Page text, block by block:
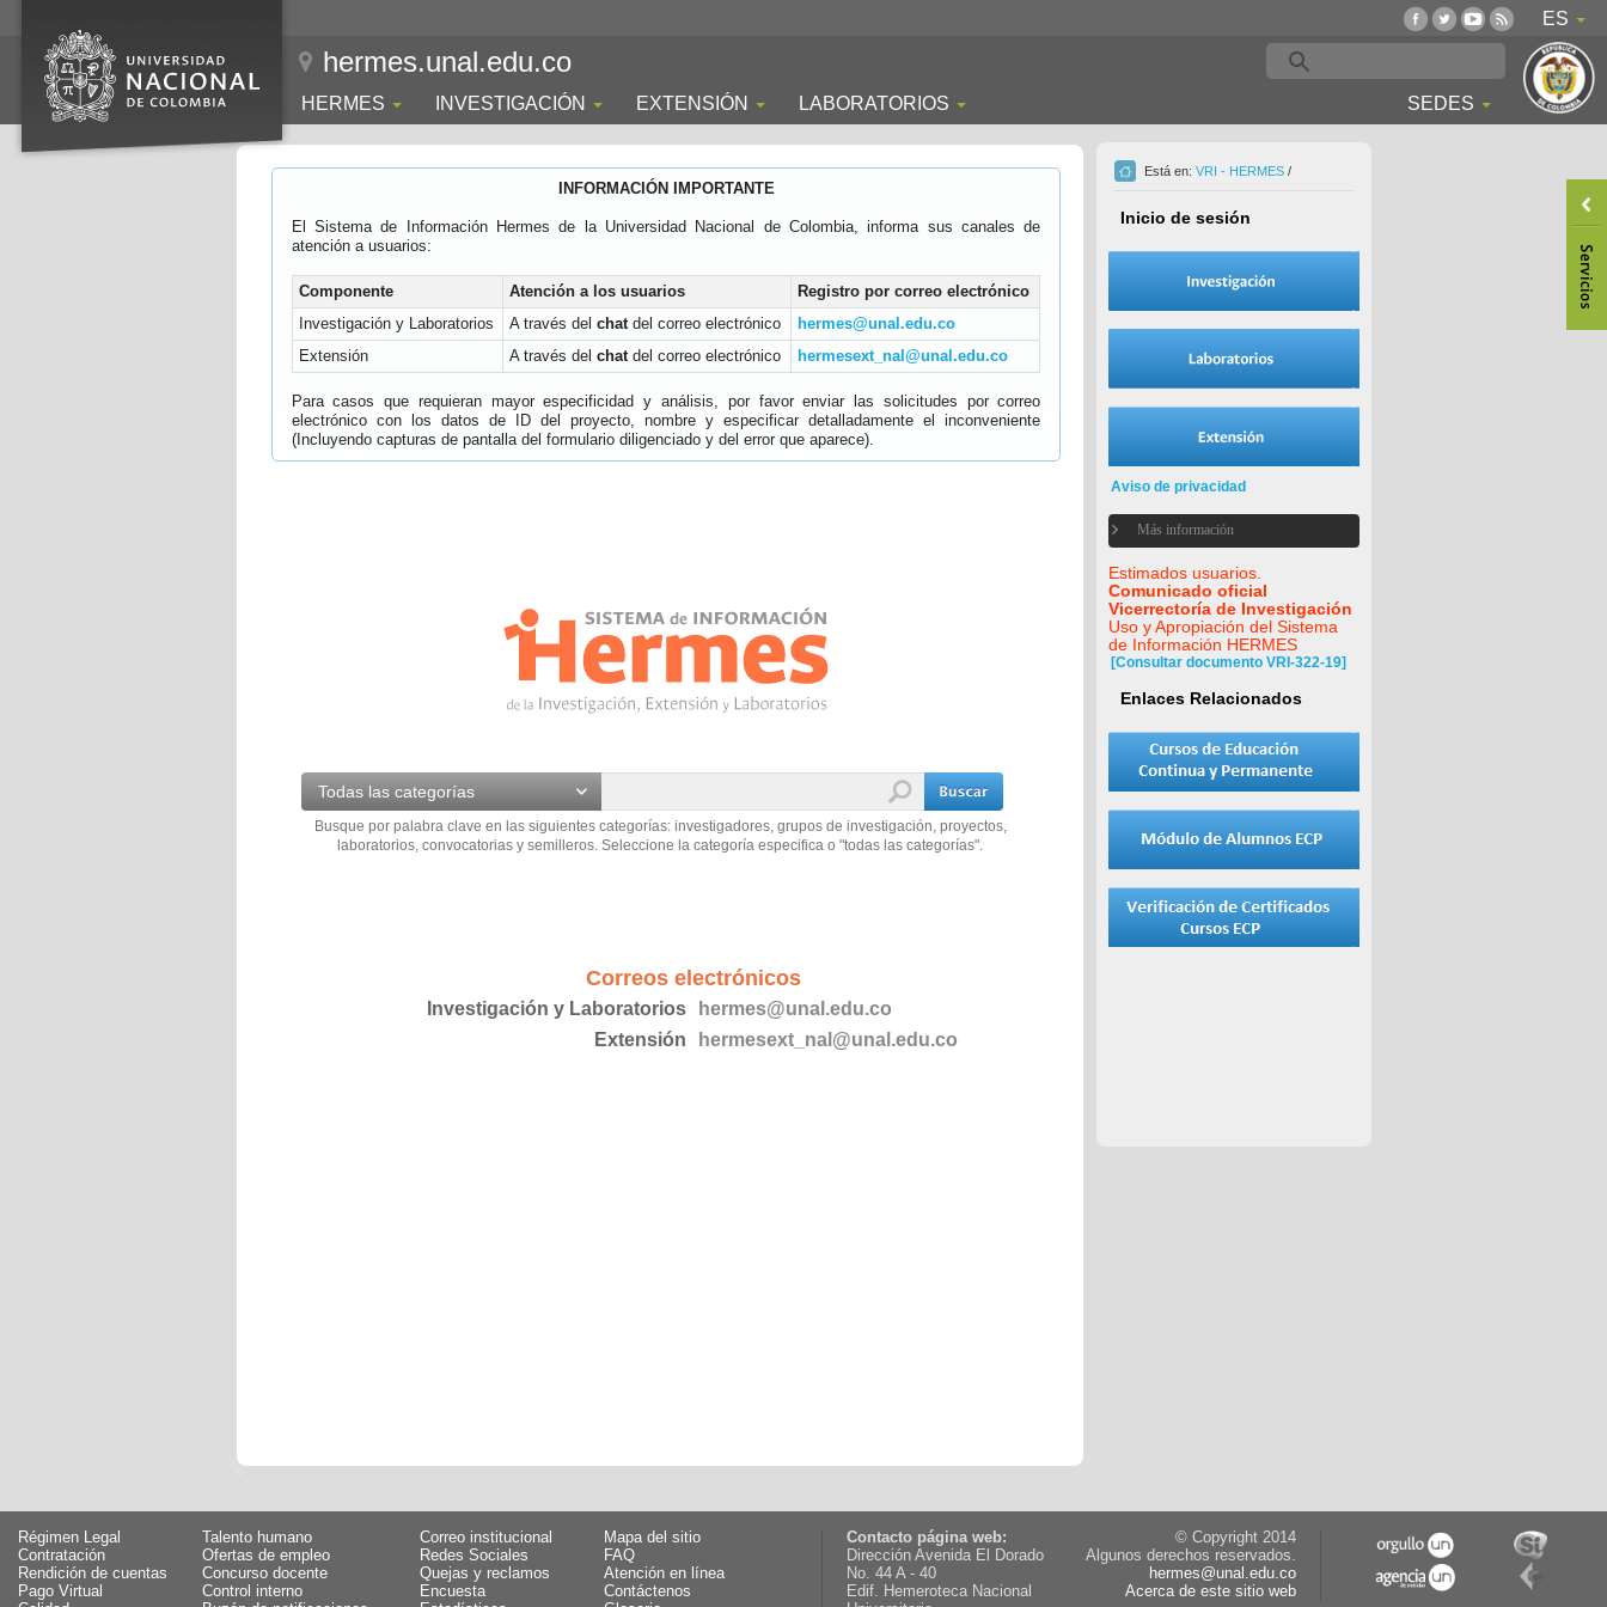
ES
hermes.unal.edu.co
HERMES INVESTIGACIÓN EXTENSIÓN LABORATORIOS SEDES
INFORMACIÓN IMPORTANTE
El Sistema de Información Hermes de la Universidad Nacional de Colombia, informa sus canales de
atención a usuarios:
Componente Atención a los usuarios
Registro por correo electrónico
Investigación y Laboratorios
A través del chatdel correo electrónico
hermes@unal.edu.co
Extensión
A través del chatdel correo electrónico hermesext_nal@unal.edu.co
Para casos que requieran mayor especificidad y análisis, por favor enviar las solicitudes por correo
electrónico con los datos de ID del proyecto, nombre y especificar detalladamente el inconveniente
(Incluyendo capturas de pantalla del formulario diligenciado y del error que aparece).
Todas las categorías
Busque por palabra clave en las siguientes categorías: investigadores, grupos de investigación, proyectos,
laboratorios, convocatorias y semilleros. Seleccione la categoría especifica o "todas las categorías".
Correos electrónicos
Investigación y Laboratorios
hermes@unal.edu.co
Extensión
hermesext_nal@unal.edu.co
Está en: VRI - HERMES /
Inicio de sesión
Aviso de privacidad
Más información
Estimados usuarios.
Comunicado oficial
Vicerrectoría de Investigación
Uso y Apropiación del Sistema
de Información HERMES
[Consultar documento VRI-322-19]
Enlaces Relacionados
Régimen Legal
Talento humano
Contratación
Ofertas de empleo
Rendición de cuentas
Concurso docente
Pago Virtual
Control interno
Correo institucional
Mapa del sitio
Redes Sociales
FAQ
Quejas y reclamos
Atención en línea
Encuesta
Contáctenos
Contacto página web:
Dirección Avenida El Dorado
No. 44 A - 40
Edif. Hemeroteca Nacional
© Copyright 2014
Algunos derechos reservados.
hermes@unal.edu.co
Acerca de este sitio web